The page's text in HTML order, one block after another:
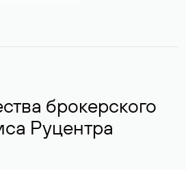
брокерского
Руцентра